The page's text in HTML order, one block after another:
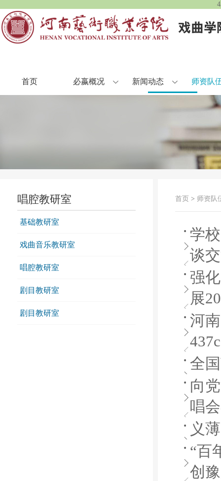
首页 必嬴概况 新闻动态 师资队
唱腔教研室
基础教研室
戏曲音乐教研室
唱腔教研室
剧目教研室
剧目教研室
首页 > 师资队
学
谈
强
展
河
全
向
唱
义
“百
创